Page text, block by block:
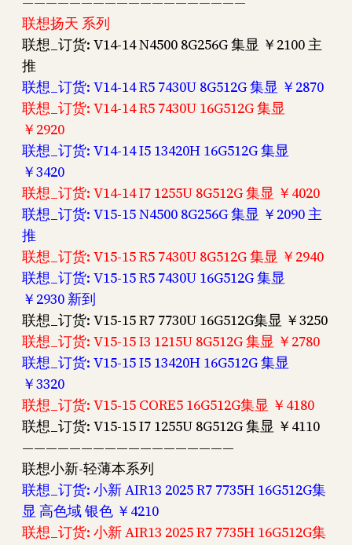
联想扬天 系列
联想_订货: V14-14 N4500 8G256G 集显 ￥2100 主
推
联想_订货: V14-14 R5 7430U 8G512G 集显 ￥2870
联想_订货: V14-14 R5 7430U 16G512G 集显
￥2920
联想_订货: V14-14 I5 13420H 16G512G 集显
￥3420
联想_订货: V14-14 I7 1255U 8G512G 集显 ￥4020
联想_订货: V15-15 N4500 8G256G 集显 ￥2090 主
推
联想_订货: V15-15 R5 7430U 8G512G 集显 ￥2940
联想_订货: V15-15 R5 7430U 16G512G 集显
￥2930 新到
联想_订货: V15-15 R7 7730U 16G512G集显 ￥3250
联想_订货: V15-15 I3 1215U 8G512G 集显 ￥2780
联想_订货: V15-15 I5 13420H 16G512G 集显
￥3320
联想_订货: V15-15 CORE5 16G512G集显 ￥4180
联想_订货: V15-15 I7 1255U 8G512G 集显 ￥4110
——————————————————
联想小新-轻薄本系列
联想_订货: 小新 AIR13 2025 R7 7735H 16G512G集
显 高色域 银色 ￥4210
联想_订货: 小新 AIR13 2025 R7 7735H 16G512G集